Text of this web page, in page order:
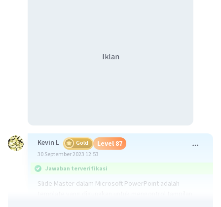
Iklan
Kevin L Gold Level 87
30 September 2023 12:53
Jawaban terverifikasi
Slide Master dalam Microsoft PowerPoint adalah